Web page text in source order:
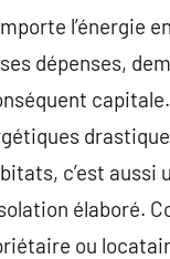
l’énergie
dépenses,
c’est aussi
élaboré.
ou